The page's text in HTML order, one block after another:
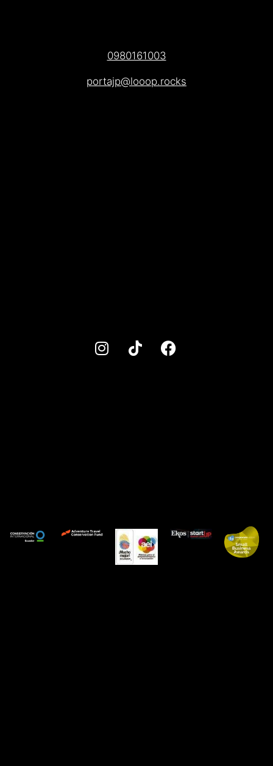
0980161003
portajp@looop.rocks